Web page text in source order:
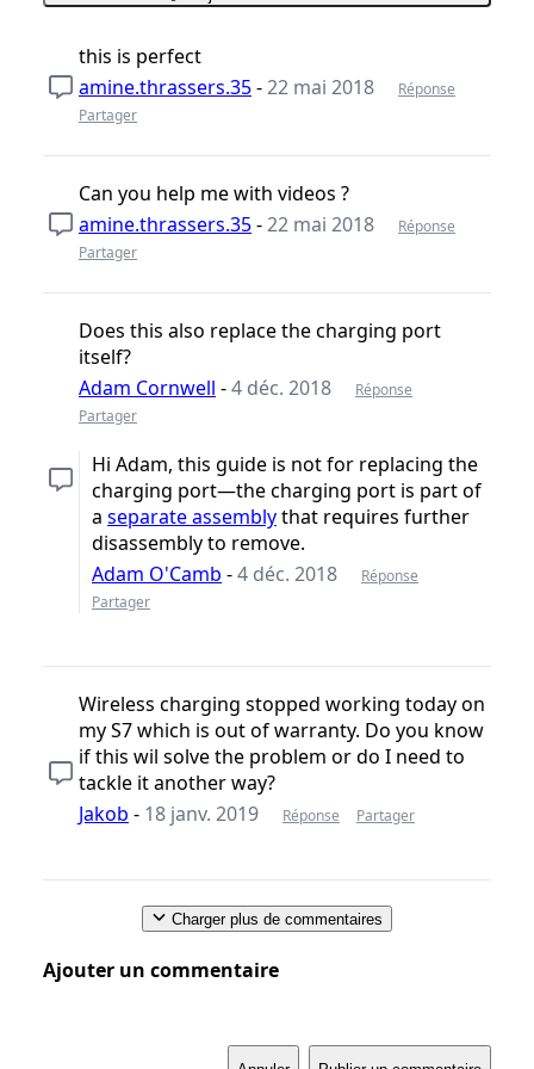
this is perfect
amine.thrassers.35-22 mai 2018
Réponse
Partager
Can you help me with videos ?
amine.thrassers.35-22 mai 2018
Réponse
Partager
Does this also replace the charging port
itself?
Adam Cornwell -4 déc. 2018
Réponse
Partager
Hi Adam, this guide is not for replacing the
charging port—the charging port is part of
a separate assemblythat requires further
disassembly to remove.
Adam O'Camb -4 déc. 2018
Réponse
Partager
Wireless charging stopped working today on
my S7 which is out of warranty. Do you know
if this wil solve the problem or do I need to
tackle it another way?
Jakob - 18 janv. 2019 Réponse Partager
Charger plus de commentaires
Ajouter un commentaire